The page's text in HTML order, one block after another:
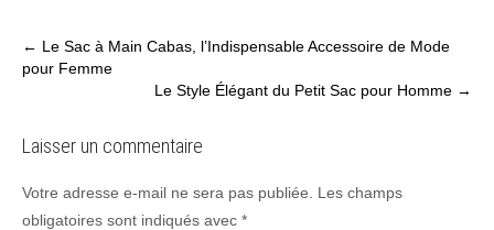
Post
navigation
← Le Sac à Main Cabas, l’Indispensable Accessoire de Mode
pour Femme
Le Style Élégant du Petit Sac pour Homme →
Laisser un commentaire
Votre adresse e-mail ne sera pas publiée.
Les champs
obligatoires sont indiqués avec *